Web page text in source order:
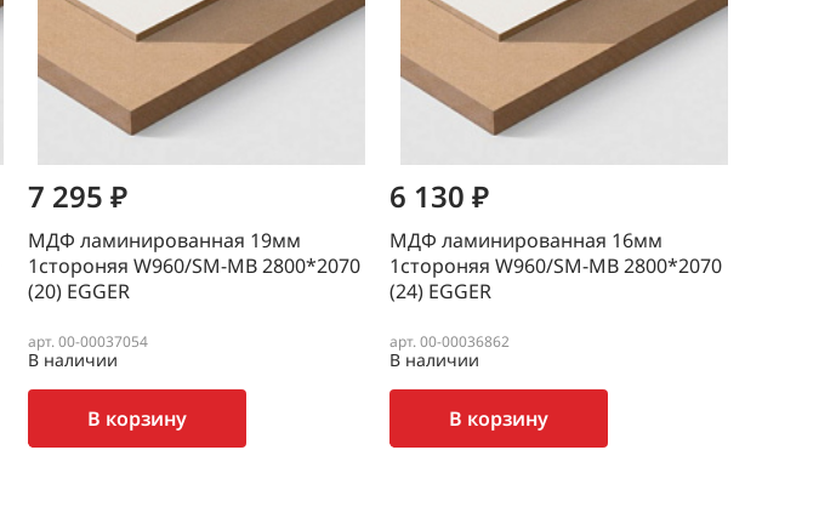
7 295 ₽
МДФ ламинированная 19мм
1стороняя W960/SM-MB 2800*2070
(20) EGGER
арт. 00-00037054
В наличии
В корзину
6 130 ₽
МДФ ламинированная 16мм
1стороняя W960/SM-MB 2800*2070
(24) EGGER
арт. 00-00036862
В наличии
В корзину